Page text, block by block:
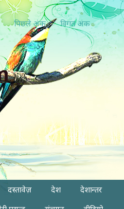
पिछ्ले अंक विगत अंक
दस्तावेज़ देश
देशान्तर